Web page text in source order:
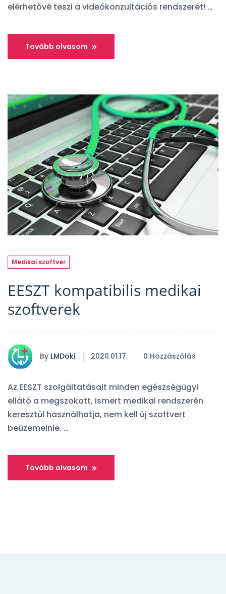
elérhetővé teszi a videókonzultációs rendszerét! …
Tovább olvasom
Medikai szoftver
EESZT kompatibilis medikai
szoftverek
By LMDoki 2020.01.17. 0 Hozzászólás
Az EESZT szolgáltatásait minden egészségügyi
ellátó a megszokott, ismert medikai rendszerén
keresztül használhatja, nem kell új szoftvert
beüzemelnie. …
Tovább olvasom